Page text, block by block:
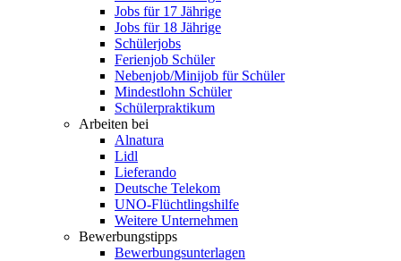
Jobs für 17 Jährige
Jobs für 18 Jährige
Schülerjobs
Ferienjob Schüler
Nebenjob/Minijob für Schüler
Mindestlohn Schüler
Schülerpraktikum
Arbeiten bei
Alnatura
Lidl
Lieferando
Deutsche Telekom
UNO-Flüchtlingshilfe
Weitere Unternehmen
Bewerbungstipps
Bewerbungsunterlagen